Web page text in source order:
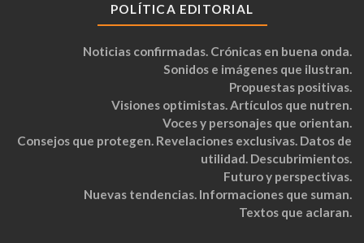
POLÍTICA EDITORIAL
Noticias confirmadas. Crónicas en buena onda.
Sonidos e imágenes que ilustran.
Propuestas positivas.
Visiones optimistas. Artículos que nutren.
Voces y personajes que orientan.
Consejos que protegen. Revelaciones exclusivas. Datos de
utilidad. Descubrimientos.
Futuro y perspectivas.
Nuevas tendencias. Informaciones que suman.
Textos que aclaran.